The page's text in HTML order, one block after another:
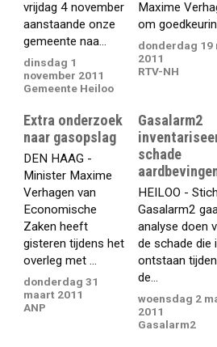
vrijdag 4 november
aanstaande onze
gemeente naa...
dinsdag 1
november 2011
Gemeente Heiloo
Maxime
om
donderdag 19
2011
RTV-NH
Extra onderzoek
naar gasopslag
DEN HAAG -
Minister Maxime
Verhagen van
Economische
Zaken heeft
gisteren tijdens het
overleg met ...
donderdag 31
maart 2011
ANP
Gasalarm2
schade
HEILOO -
Gasalarm2
analyse doen
de schade die
ontstaan
de...
woensdag 2
2011
Gasalarm2